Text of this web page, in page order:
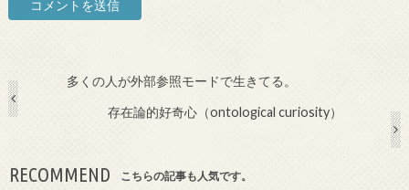
多くの人が外部参照モードで生きてる。
存在論的好奇心（ontological curiosity）
RECOMMEND こちらの記事も人気です。